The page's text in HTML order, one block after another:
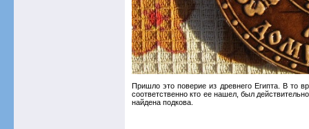
Пришло это поверие из древнего Египта. В то
соответственно кто ее нашел, был
найдена подкова.